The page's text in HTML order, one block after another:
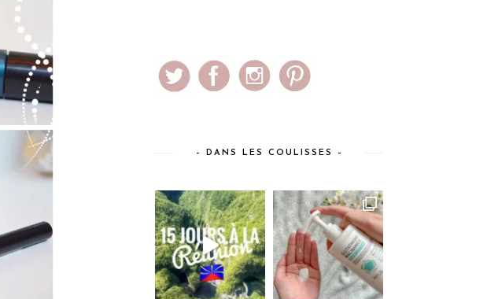
– DANS LES COULISSES –